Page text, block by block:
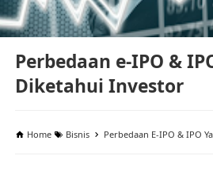
Perbedaan e-IPO &
Diketahui Investor
Home Bisnis Perbedaan E-IPO & IPO